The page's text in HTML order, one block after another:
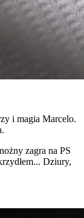
i magia Marcelo.
zagra na PS
Dziury,